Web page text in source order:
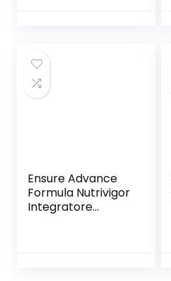
330g, il Packaging
Potrebbe Variare
Ensure Advance
Formula Nutrivigor
Integratore